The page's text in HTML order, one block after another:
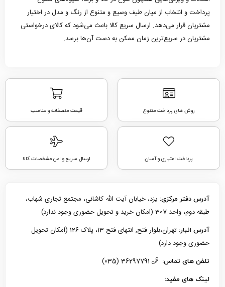
پرداخت و انتخاب از میان طیف وسیع و متنوع از رنگ و مدل در اختیار
مشتریان قرار می‌دهد. ارسال سریع کالا باعث می‌شود که کالای درخواستی
مشتریان در سریع‌ترین زمان ممکن به دست آن‌ها برسد.
روش های پرداخت متنوع قیمت منصفانه و مناسب
پرداخت اعتباری و آسان ارسال سریع و امن مشخصات کالا
آدرس دفتر مرکزی: یزد، خیابان آیت الله کاشانی، مجتمع تجاری شهاب،
طبقه دوم، واحد 307 (امکان خرید و تحویل حضوری وجود ندارد)
آدرس انبار:
تهران،بلوار فتح, انتهای فتح 13، پلاک 126 (امکان تحویل
حضوری وجود دارد)
تلفن های تماس:
لینک های مفید: